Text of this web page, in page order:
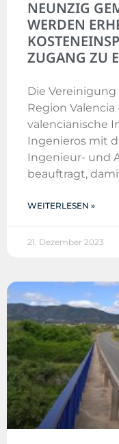
NEUNZIG
WERDEN
ZUGANG ZU
Die
Region Valencia
valencianische
Ingenieros mit
Ingenieur- und
beauftragt,
WEITERLESEN »
21. Dezember 2023